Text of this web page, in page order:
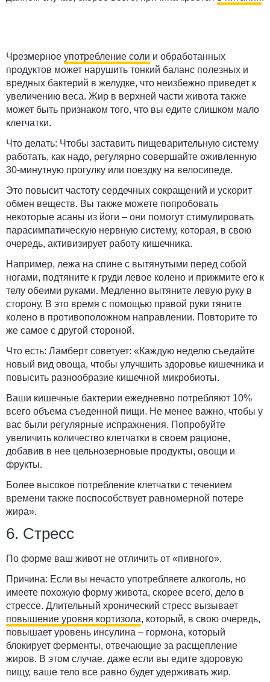
Чрезмерное употребление соли и обработанных
продуктов может нарушить тонкий баланс полезных и
вредных бактерий в желудке, что неизбежно приведет к
увеличению веса. Жир в верхней части живота также
может быть признаком того, что вы едите слишком мало
клетчатки.
Что делать: Чтобы заставить пищеварительную систему
работать, как надо, регулярно совершайте оживленную
30-минутную прогулку или поездку на велосипеде.
Это повысит частоту сердечных сокращений и ускорит
обмен веществ. Вы также можете попробовать
некоторые асаны из йоги – они помогут стимулировать
парасимпатическую нервную систему, которая, в свою
очередь, активизирует работу кишечника.
Например, лежа на спине с вытянутыми перед собой
ногами, подтяните к груди левое колено и прижмите его к
телу обеими руками. Медленно вытяните левую руку в
сторону. В это время с помощью правой руки тяните
колено в противоположном направлении. Повторите то
же самое с другой стороной.
Что есть: Ламберт советует: «Каждую неделю съедайте
новый вид овоща, чтобы улучшить здоровье кишечника и
повысить разнообразие кишечной микробиоты.
Ваши кишечные бактерии ежедневно потребляют 10%
всего объема съеденной пищи. Не менее важно, чтобы у
вас были регулярные испражнения. Попробуйте
увеличить количество клетчатки в своем рационе,
добавив в нее цельнозерновые продукты, овощи и
фрукты.
Более высокое потребление клетчатки с течением
времени также поспособствует равномерной потере
жира».
6. Стресс
По форме ваш живот не отличить от «пивного».
Причина: Если вы нечасто употребляете алкоголь, но
имеете похожую форму живота, скорее всего, дело в
стрессе. Длительный хронический стресс вызывает
повышение уровня кортизола, который, в свою очередь,
повышает уровень инсулина – гормона, который
блокирует ферменты, отвечающие за расщепление
жиров. В этом случае, даже если вы едите здоровую
пищу, ваше тело все равно будет удерживать жир.